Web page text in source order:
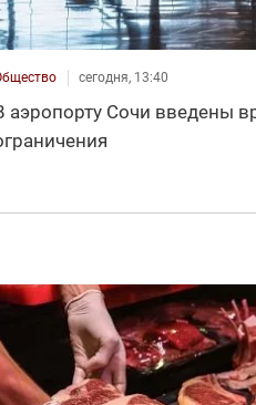
сегодня, 13:40
аэропорту Сочи введены